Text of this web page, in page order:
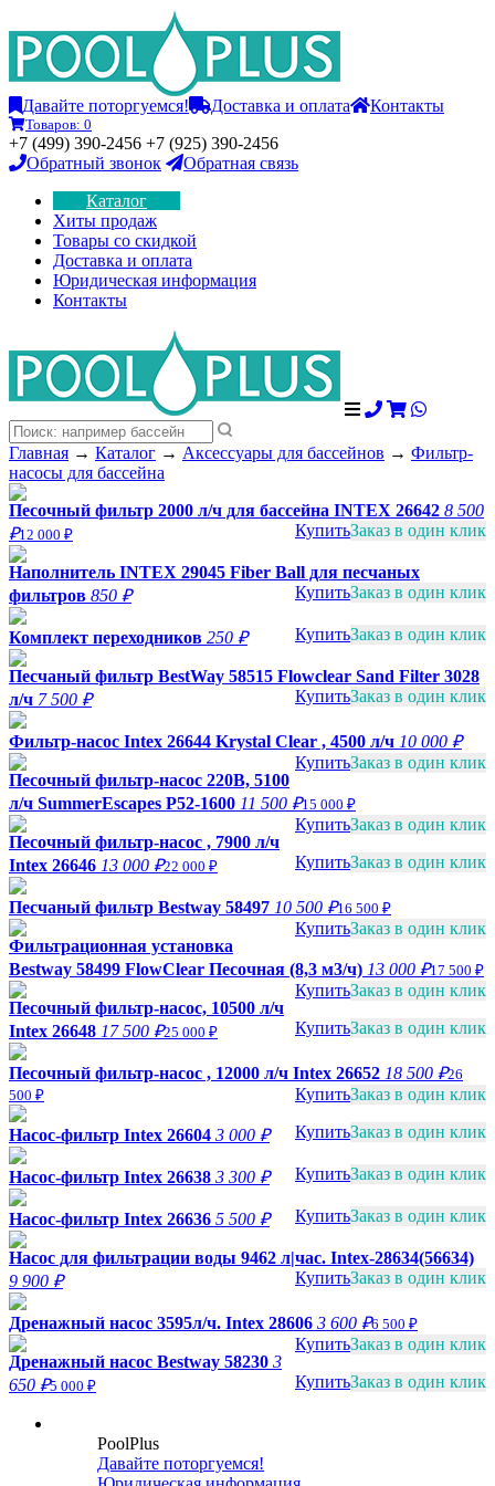
Давайте поторгуемся! Доставка и оплата Контакты
Товаров: 0
+7 (499) 390-2456 +7 (925) 390-2456
Обратный звонок
Обратная связь
Каталог
Хиты продаж
Товары со скидкой
Доставка и оплата
Юридическая информация
Контакты
Главная → Каталог → Аксессуары для бассейнов → Фильтр-
насосы для бассейна
Песочный фильтр 2000 л/ч для бассейна INTEX 26642 8 500
₽12 000 ₽ Заказ в один клик
Купить
Наполнитель INTEX 29045 Fiber Ball для песчаных
фильтров 850 ₽ Заказ в один клик
Купить
Комплект переходников 250 ₽ Заказ в один клик
Купить
Песчаный фильтр BestWay 58515 Flowclear Sand Filter 3028
л/ч 7 500 ₽ Заказ в один клик
Купить
Фильтр-насос Intex 26644 Krystal Clear , 4500 л/ч 10 000 ₽
Заказ в один клик
Купить
Песочный фильтр-насос 220В, 5100
л/ч SummerEscapes Р52-1600 11 500 ₽15 000 ₽
Заказ в один клик
Купить
Песочный фильтр-насос , 7900 л/ч
Intex 26646 13 000 ₽22 000 ₽ Заказ в один клик
Купить
Песчаный фильтр Bestway 58497 10 500 ₽16 500 ₽
Заказ в один клик
Купить
Фильтрационная установка
Bestway 58499 FlowClear Песочная (8,3 м3/ч) 13 000 ₽17 500 ₽
Заказ в один клик
Купить
Песочный фильтр-насос, 10500 л/ч
Intex 26648 17 500 ₽25 000 ₽ Заказ в один клик
Купить
Песочный фильтр-насос , 12000 л/ч Intex 26652 18 500 ₽26
500 ₽
Заказ в один клик
Купить
Насос-фильтр Intex 26604 3 000 ₽ Заказ в один клик
Купить
Насос-фильтр Intex 26638 3 300 ₽ Заказ в один клик
Купить
Насос-фильтр Intex 26636 5 500 ₽ Заказ в один клик
Купить
Насос для фильтрации воды 9462 л|час. Intex-28634(56634)
9 900 ₽
Заказ в один клик
Купить
Дренажный насос 3595л/ч. Intex 28606 3 600 ₽6 500 ₽
Заказ в один клик
Купить
Дренажный насос Bestway 58230 3
650 ₽5 000 ₽ Заказ в один клик
Купить
PoolPlus
Давайте поторгуемся!